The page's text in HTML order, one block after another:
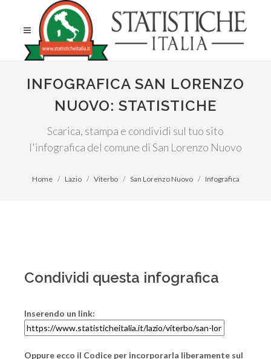
INFOGRAFICA SAN LORENZO
NUOVO: STATISTICHE
Scarica, stampa e condividi sul tuo sito
l'infografica del comune di San Lorenzo Nuovo
Home Lazio Viterbo San Lorenzo Nuovo Infografica
Condividi questa infografica
Inserendo un link:
Oppure ecco il Codice per incorporarla liberamente sul